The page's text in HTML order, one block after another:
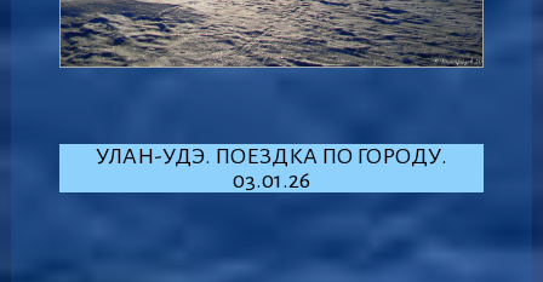
УЛАН-УДЭ. ПОЕЗДКА ПО ГОРОДУ.
03.01.26